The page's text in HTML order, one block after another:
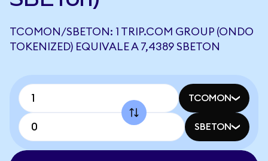
TCOMON/SBETON: 1 TRIP.COM GROUP (ONDO
TOKENIZED) EQUIVALE A 7,4389 SBETON
TCOMON
SBETON